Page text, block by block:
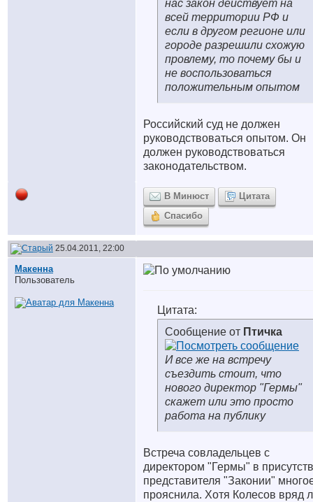
нас закон действует на
всей территории РФ и
если в другом регионе или
городе разрешили схожую
провлему, то почему бы и
не воспользоваться
положительным опытом
Российский суд не должен
руководствоваться опытом. Он
должен руководствоваться
законодательством.
В Минюст
Цитата
Спасибо
25.04.2011, 22:00
Макенна
Пользователь
Цитата:
Сообщение от Птичка
И все же на встречу
съездить стоит, что
нового директор "Гермы"
скажет или это просто
работа на публику
Встреча совладельцев с
директором "Гермы" в
представителя "Законии"
прояснила. Хотя Колесов вряд